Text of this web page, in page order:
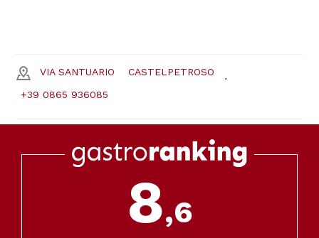
VIA SANTUARIO CASTELPETROSO
+39 0865 936085
8,6